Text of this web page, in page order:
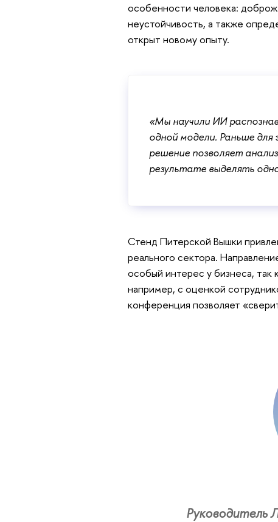
особенности человека:
неустойчивость, а также
открыт новому опыту.
«Мы научили ИИ
одной модели. Раньше
решение позволяет
результате выделять
Стенд Питерской Вышки
реального сектора.
особый интерес у бизнеса, так
например, с оценкой
конференция позволяет
Руководитель